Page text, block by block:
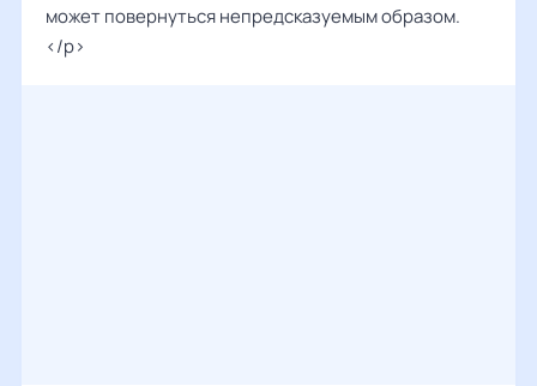
может повернуться непредсказуемым образом.
</p>